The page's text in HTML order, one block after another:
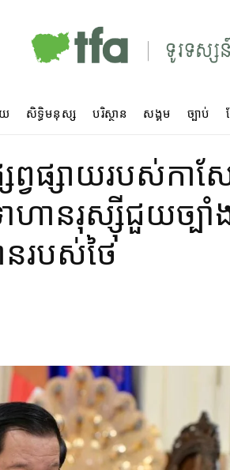
សិទ្ធិមនុស្ស បរិស្ថាន សង្គម ច្បាប់
ព្វផ្សាយ​របស់​កាស
ហាន​រុស្ស៊ី​ជួយ​ច្បាំ
ន​របស់​ថៃ